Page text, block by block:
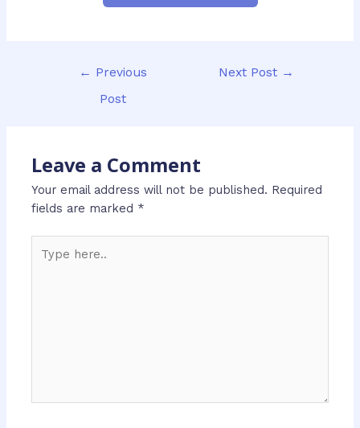
← Previous
Post
Next Post →
Leave a Comment
Your email address will not be published. Required
fields are marked *